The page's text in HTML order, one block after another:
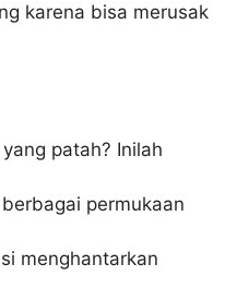
karena bisa merusak
patah? Inilah
permukaan
menghantarkan